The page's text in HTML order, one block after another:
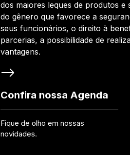
dos maiores leques de produtos e
do gênero que favorece a
seus funcionários, o direito à
parcerias, a possibilidade de
vantagens.
Confira nossa Agenda
Fique de olho em nossas
novidades.